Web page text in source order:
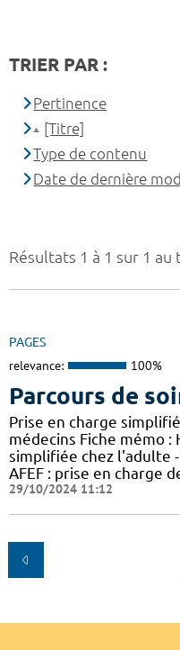
Résultats 1 à 1 sur 1 au
PAGES
relevance: 100%
Parcours de
Prise en charge
médecins Fiche mémo :
simplifiée chez l'adulte
AFEF : prise en charge
29/10/2024 11:12
TRIER PAR :
Pertinence
[Titre]
Type de contenu
Date de dernière